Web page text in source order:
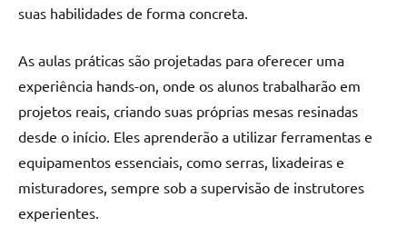
suas habilidades de forma concreta.
As aulas práticas são projetadas para oferecer uma
experiência hands-on, onde os alunos trabalharão em
projetos reais, criando suas próprias mesas resinadas
desde o início. Eles aprenderão a utilizar ferramentas e
equipamentos essenciais, como serras, lixadeiras e
misturadores, sempre sob a supervisão de instrutores
experientes.